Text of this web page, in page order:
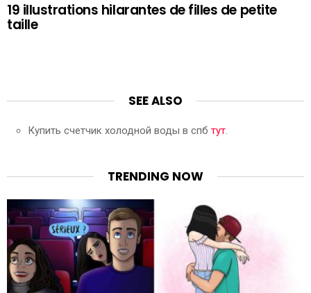
19 illustrations hilarantes de filles de petite
taille
SEE ALSO
Купить счетчик холодной воды в спб тут.
TRENDING NOW